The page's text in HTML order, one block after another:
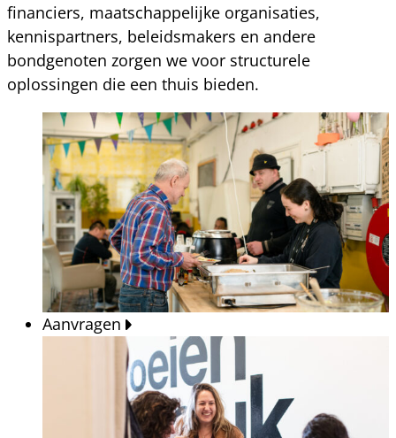
financiers, maatschappelijke organisaties,
kennispartners, beleidsmakers en andere
bondgenoten zorgen we voor structurele
oplossingen die een thuis bieden.
Aanvragen